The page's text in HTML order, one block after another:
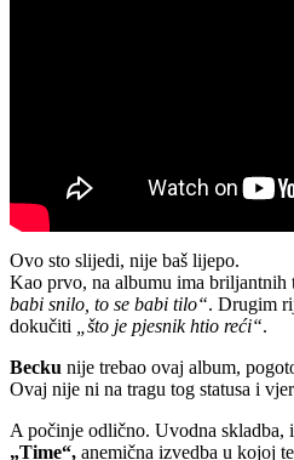
Ovo sto slijedi, nije baš lijepo.
Kao prvo, na albumu ima briljantnih
babi snilo, to se babi tilo“. Drugim
dokučiti
„što je pjesnik htio reći“.
Becku nije trebao ovaj album,
Ovaj nije ni na tragu tog statusa i
A počinje odlično. Uvodna skladba,
„Time“, anemična izvedba u kojoj